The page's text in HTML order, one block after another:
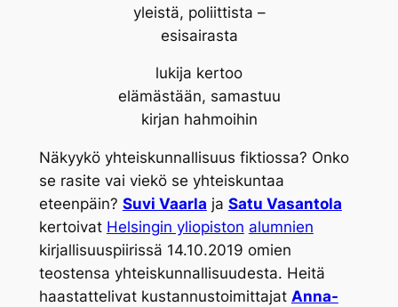
yleistä, poliittista –
esisairasta
lukija kertoo
elämästään, samastuu
kirjan hahmoihin
Näkyykö yhteiskunnallisuus fiktiossa? Onko
se rasite vai viekö se yhteiskuntaa
eteenpäin? Suvi Vaarla ja Satu Vasantola
kertoivat Helsingin yliopiston alumnien
kirjallisuuspiirissä 14.10.2019 omien
teostensa yhteiskunnallisuudesta. Heitä
haastattelivat kustannustoimittajat Anna-